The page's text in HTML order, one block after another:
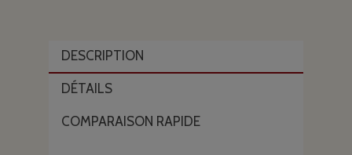
DESCRIPTION
DÉTAILS
COMPARAISON RAPIDE